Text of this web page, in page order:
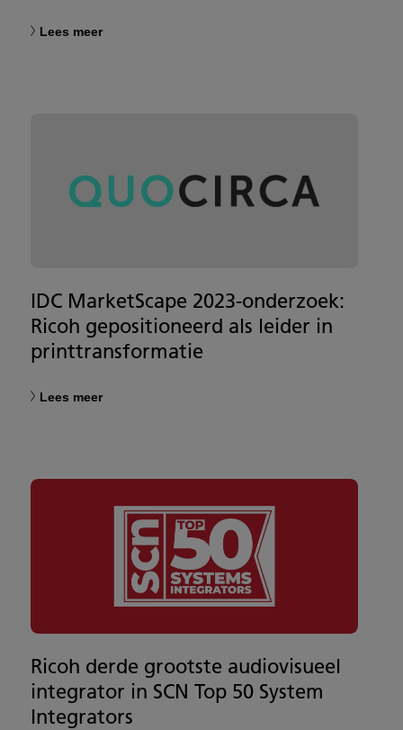
Lees meer
IDC MarketScape 2023-onderzoek:
Ricoh gepositioneerd als leider in
printtransformatie
Lees meer
Ricoh derde grootste audiovisueel
integrator in SCN Top 50 System
Integrators